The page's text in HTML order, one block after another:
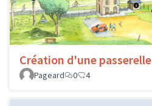
Création d'une passerelle
Pageard
0 4